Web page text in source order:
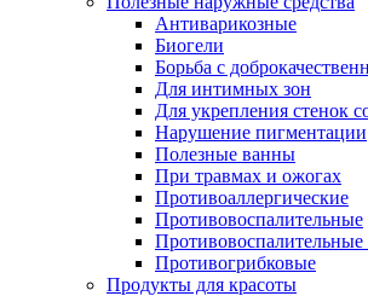
Антиварикозные
Биогели
Борьба с
Для интимных зон
Для укрепления стенок
Нарушение пигментации
Полезные ванны
При травмах и ожогах
Противоаллергические
Противовоспалительные
Противовоспалительные
Противогрибковые
Продукты для красоты